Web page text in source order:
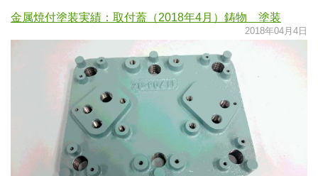
金属焼付塗装実績：取付蓋（2018年4月）鋳物 塗装
2018年04月4日